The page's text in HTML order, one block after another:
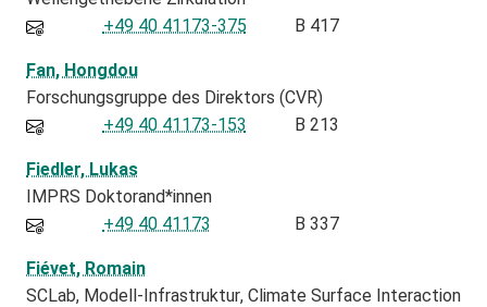
+49 40 41173-375
B 417
Fan, Hongdou
Forschungsgruppe des Direktors (CVR)
+49 40 41173-153
B 213
Fiedler, Lukas
IMPRS Doktorand*innen
+49 40 41173
B 337
Fiévet, Romain
SCLab Modell-Infrastruktur Climate Surface Interaction